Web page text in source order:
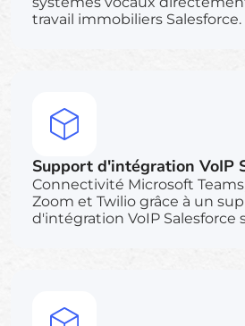
travail immobiliers Salesforce.
Support d'intégration VoIP
Connectivité Microsoft
Zoom et Twilio grâce à un
d'intégration VoIP Salesforce